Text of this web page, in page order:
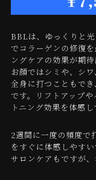
BBLは、ゆっくりと
でコラーゲンの修復
ングケアの効果が期待
お顔ではシミや、シ
全身に打つこともで
です。リフトアップ
トニング効果を体感し
2週間に一度の頻度で
をすぐに体感しやすい
サロンケアもですが